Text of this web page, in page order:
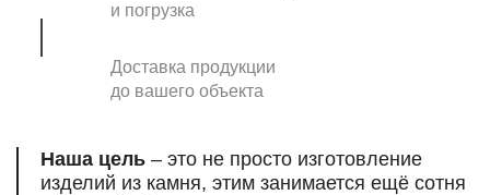
и погрузка
Доставка продукции
до вашего объекта
Наша цель – это не просто изготовление
изделий из камня, этим занимается ещё сотня